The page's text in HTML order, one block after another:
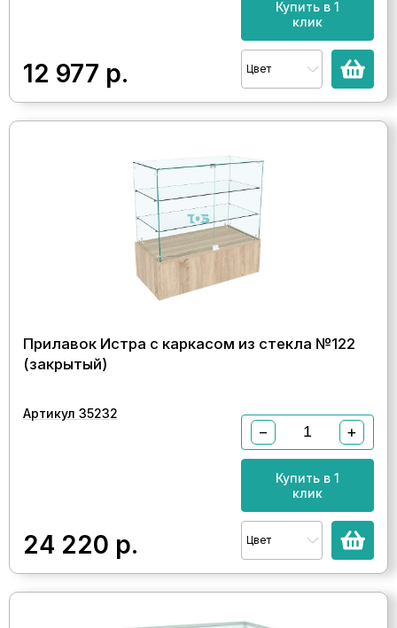
12 977 р.
Купить в 1
клик
Цвет
Прилавок Истра с каркасом из стекла №122
(закрытый)
Артикул 35232
24 220 р.
− +
Купить в 1
клик
Цвет